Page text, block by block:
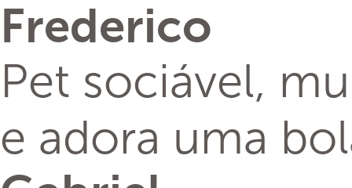
Frederico
Pet sociável,
e adora uma